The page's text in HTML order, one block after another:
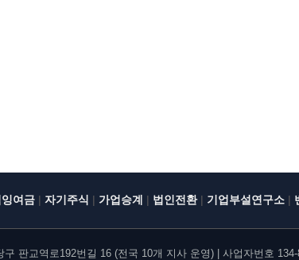
여금 | 자기주식 | 가업승계 | 법인전환| 기업부설연구소 |
판교역로192번길 16 (전국 10개 지사 운영) | 사업자번호